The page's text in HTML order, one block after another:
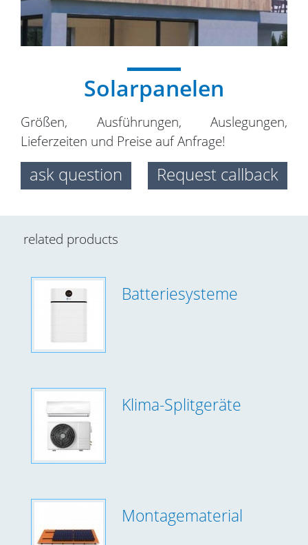
Solarpanelen
Größen, Ausführungen, Auslegungen,
Lieferzeiten und Preise auf Anfrage!
ask question Request callback
related products
Batteriesysteme
Klima-Splitgeräte
Montagematerial